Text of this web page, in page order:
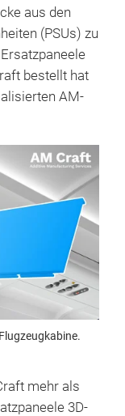
aus den
(PSUs) zu
bestellt hat
AM-
mehr als
3D-